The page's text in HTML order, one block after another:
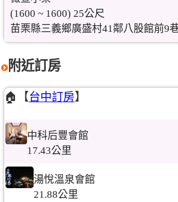
(1600 ~ 1600) 25公尺
苗栗縣三義鄉廣盛村41鄰八股館前9
附近訂房
🏠【台中訂房】
中科后豐會館
17.43公里
湯悅溫泉會館
21.88公里